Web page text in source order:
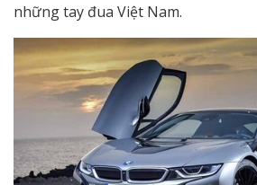
những tay đua Việt Nam.